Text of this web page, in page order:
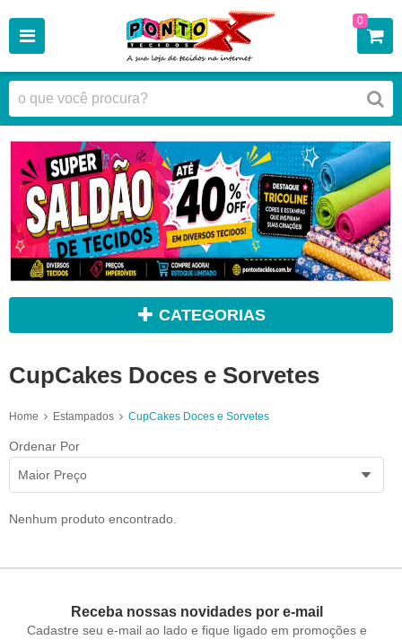
0
CATEGORIAS
CupCakes Doces e Sorvetes
Home Estampados CupCakes Doces e Sorvetes
Ordenar Por
Maior Preço
Nenhum produto encontrado.
Receba nossas novidades por e-mail
Cadastre seu e-mail ao lado e fique ligado em promoções e